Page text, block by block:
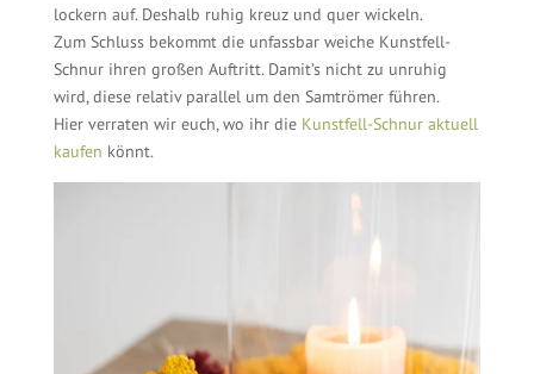
lockern auf. Deshalb ruhig kreuz und quer wickeln.
Zum Schluss bekommt die unfassbar weiche Kunstfell-
Schnur ihren großen Auftritt. Damit’s nicht zu unruhig
wird, diese relativ parallel um den Samtrömer führen.
Hier verraten wir euch, wo ihr die Kunstfell-Schnur aktuell
kaufen könnt.